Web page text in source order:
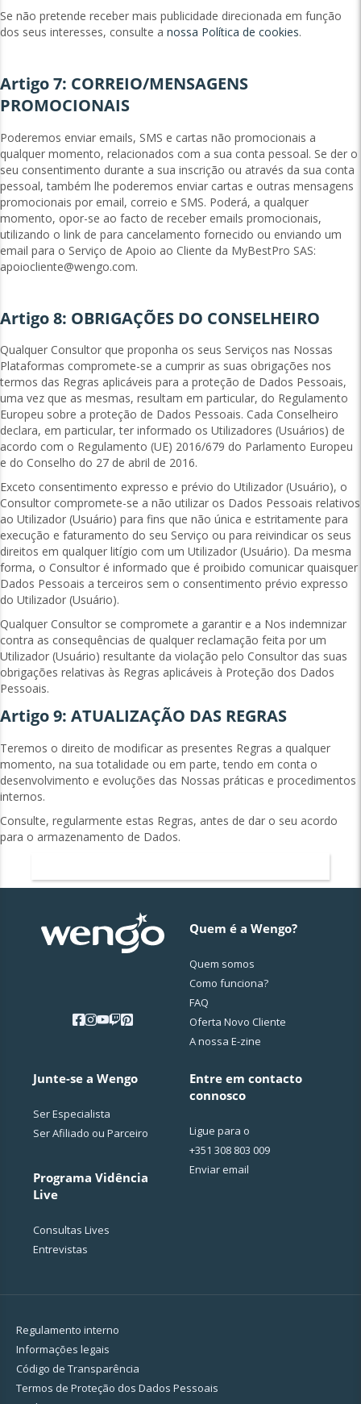
Se não pretende receber mais publicidade direcionada em função
dos seus interesses, consulte a nossa Política de cookies.
Artigo 7: CORREIO/MENSAGENS
PROMOCIONAIS
Poderemos enviar emails, SMS e cartas não promocionais a
qualquer momento, relacionados com a sua conta pessoal. Se der o
seu consentimento durante a sua inscrição ou através da sua conta
pessoal, também lhe poderemos enviar cartas e outras mensagens
promocionais por email, correio e SMS. Poderá, a qualquer
momento, opor-se ao facto de receber emails promocionais,
utilizando o link de para cancelamento fornecido ou enviando um
email para o Serviço de Apoio ao Cliente da MyBestPro SAS:
apoiocliente@wengo.com.
Artigo 8: OBRIGAÇÕES DO CONSELHEIRO
Qualquer Consultor que proponha os seus Serviços nas Nossas
Plataformas compromete-se a cumprir as suas obrigações nos
termos das Regras aplicáveis ​​para a proteção de Dados Pessoais,
uma vez que as mesmas, resultam em particular, do Regulamento
Europeu sobre a proteção de Dados Pessoais. Cada Conselheiro
declara, em particular, ter informado os Utilizadores (Usuários) de
acordo com o Regulamento (UE) 2016/679 do Parlamento Europeu
e do Conselho do 27 de abril de 2016.
Exceto consentimento expresso e prévio do Utilizador (Usuário), o
Consultor compromete-se a não utilizar os Dados Pessoais relativos
ao Utilizador (Usuário) para fins que não única e estritamente para
execução e faturamento do seu Serviço ou para reivindicar os seus
direitos em qualquer litígio com um Utilizador (Usuário). Da mesma
forma, o Consultor é informado que é proibido comunicar quaisquer
Dados Pessoais a terceiros sem o consentimento prévio expresso
do Utilizador (Usuário).
Qualquer Consultor se compromete a garantir e a Nos indemnizar
contra as consequências de qualquer reclamação feita por um
Utilizador (Usuário) resultante da violação pelo Consultor das suas
obrigações relativas às Regras aplicáveis à Proteção dos Dados
Pessoais.
Artigo 9: ATUALIZAÇÃO DAS REGRAS
Teremos o direito de modificar as presentes Regras a qualquer
momento, na sua totalidade ou em parte, tendo em conta o
desenvolvimento e evoluções das Nossas práticas e procedimentos
internos.
Consulte, regularmente estas Regras, antes de dar o seu acordo
para o armazenamento de Dados.
Quem é a Wengo?
Quem somos
Como funciona?
FAQ
Oferta Novo Cliente
A nossa E-zine
Junte-se a Wengo
Ser Especialista
Ser Afiliado ou Parceiro
Programa Vidência
Live
Consultas Lives
Entrevistas
Entre em contacto
connosco
Ligue para o
+351 308 803 009
Enviar email
Regulamento interno
Informações legais
Código de Transparência
Termos de Proteção dos Dados Pessoais